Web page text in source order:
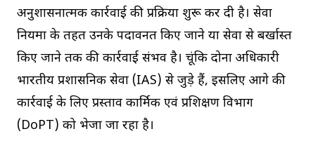
अनुशासनात्मक कार्रवाई की प्रक्रिया शुरू कर दी है। सेवा
नियमों के तहत उनके पदावनत किए जाने या सेवा से बर्खास्त
किए जाने तक की कार्रवाई संभव है। चूंकि दोनों अधिकारी
भारतीय प्रशासनिक सेवा (IAS) से जुड़े हैं, इसलिए आगे की
कार्रवाई के लिए प्रस्ताव कार्मिक एवं प्रशिक्षण विभाग
(DoPT) को भेजा जा रहा है।